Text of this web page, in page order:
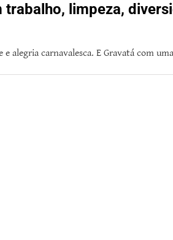
limpeza,
alegria carnavalesca. E Gravatá com